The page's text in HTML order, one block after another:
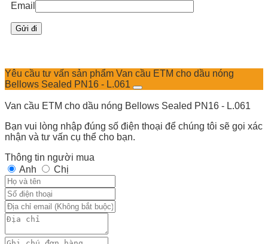
Email
Yêu cầu tư vấn sản phẩm Van cầu ETM cho dầu nóng
Bellows Sealed PN16 - L.061
Van cầu ETM cho dầu nóng Bellows Sealed PN16 - L.061
Bạn vui lòng nhập đúng số điện thoại để chúng tôi sẽ gọi xác
nhận và tư vấn cụ thể cho bạn.
Thông tin người mua
Anh
Chị